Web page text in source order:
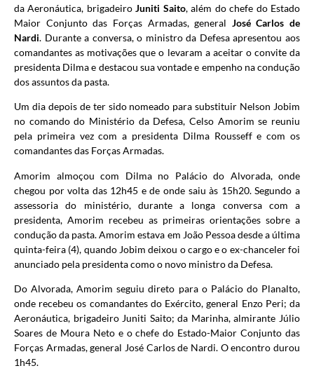
da Aeronáutica, brigadeiroJuniti Saito, além do chefe do Estado
Maior Conjunto das Forças Armadas, general José Carlos de
Nardi. Durante a conversa, o ministro da Defesa apresentou aos
comandantes as motivações que o levaram a aceitar o convite da
presidenta Dilma e destacou sua vontade e empenho na condução
dos assuntos da pasta.
Um dia depois de ter sido nomeado para substituir Nelson Jobim
no comando do Ministério da Defesa, Celso Amorim se reuniu
pela primeira vez com a presidenta Dilma Rousseff e com os
comandantes das Forças Armadas.
Amorim almoçou com Dilma no Palácio do Alvorada, onde
chegou por volta das 12h45 e de onde saiu às 15h20. Segundo a
assessoria do ministério, durante a longa conversa com a
presidenta, Amorim recebeu as primeiras orientações sobre a
condução da pasta. Amorim estava em João Pessoa desde a última
quinta-feira (4), quando Jobim deixou o cargo e o ex-chanceler foi
anunciado pela presidenta como o novo ministro da Defesa.
Do Alvorada, Amorim seguiu direto para o Palácio do Planalto,
onde recebeu os comandantes do Exército, general Enzo Peri; da
Aeronáutica, brigadeiro Juniti Saito; da Marinha, almirante Júlio
Soares de Moura Neto e o chefe do Estado-Maior Conjunto das
Forças Armadas, general José Carlos de Nardi. O encontro durou
1h45.